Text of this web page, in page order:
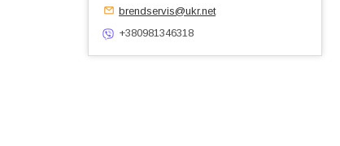
brendservis@ukr.net
+380981346318